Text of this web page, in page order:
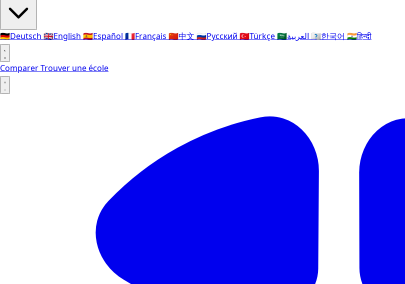
🇩🇪Deutsch 🇬🇧English 🇪🇸Español 🇫🇷Français 🇨🇳中文 🇷🇺Русский 🇹🇷Türkçe🇸🇦 🇰🇷한국어 🇮🇳हिन्दी
ComparerTrouver une école